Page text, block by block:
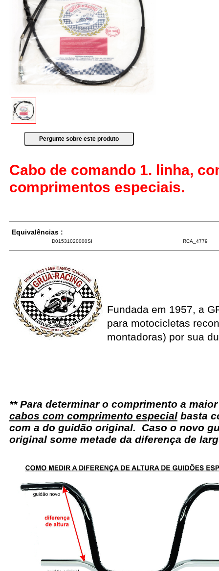
Cabo de comando 1. linha,
comprimentos especiais.
Equivalências :
D01531020000SI RCA_4779
Fundada em 1957, a
para motocicletas
montadoras) por sua
** Para determinar o comprimento a
cabos com comprimento especial basta
com a do guidão original. Caso o novo
original some metade da diferença de